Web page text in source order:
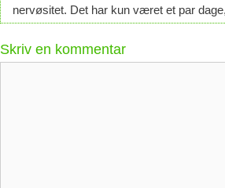
nervøsitet. Det har kun været et par
Skriv en kommentar